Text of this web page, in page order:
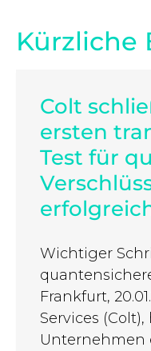
Kürzliche
Colt
ersten
Test für
Wichtiger
Frankfurt,
Services
Unternehmen